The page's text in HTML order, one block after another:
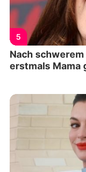
5
Nach
erstmals Mama